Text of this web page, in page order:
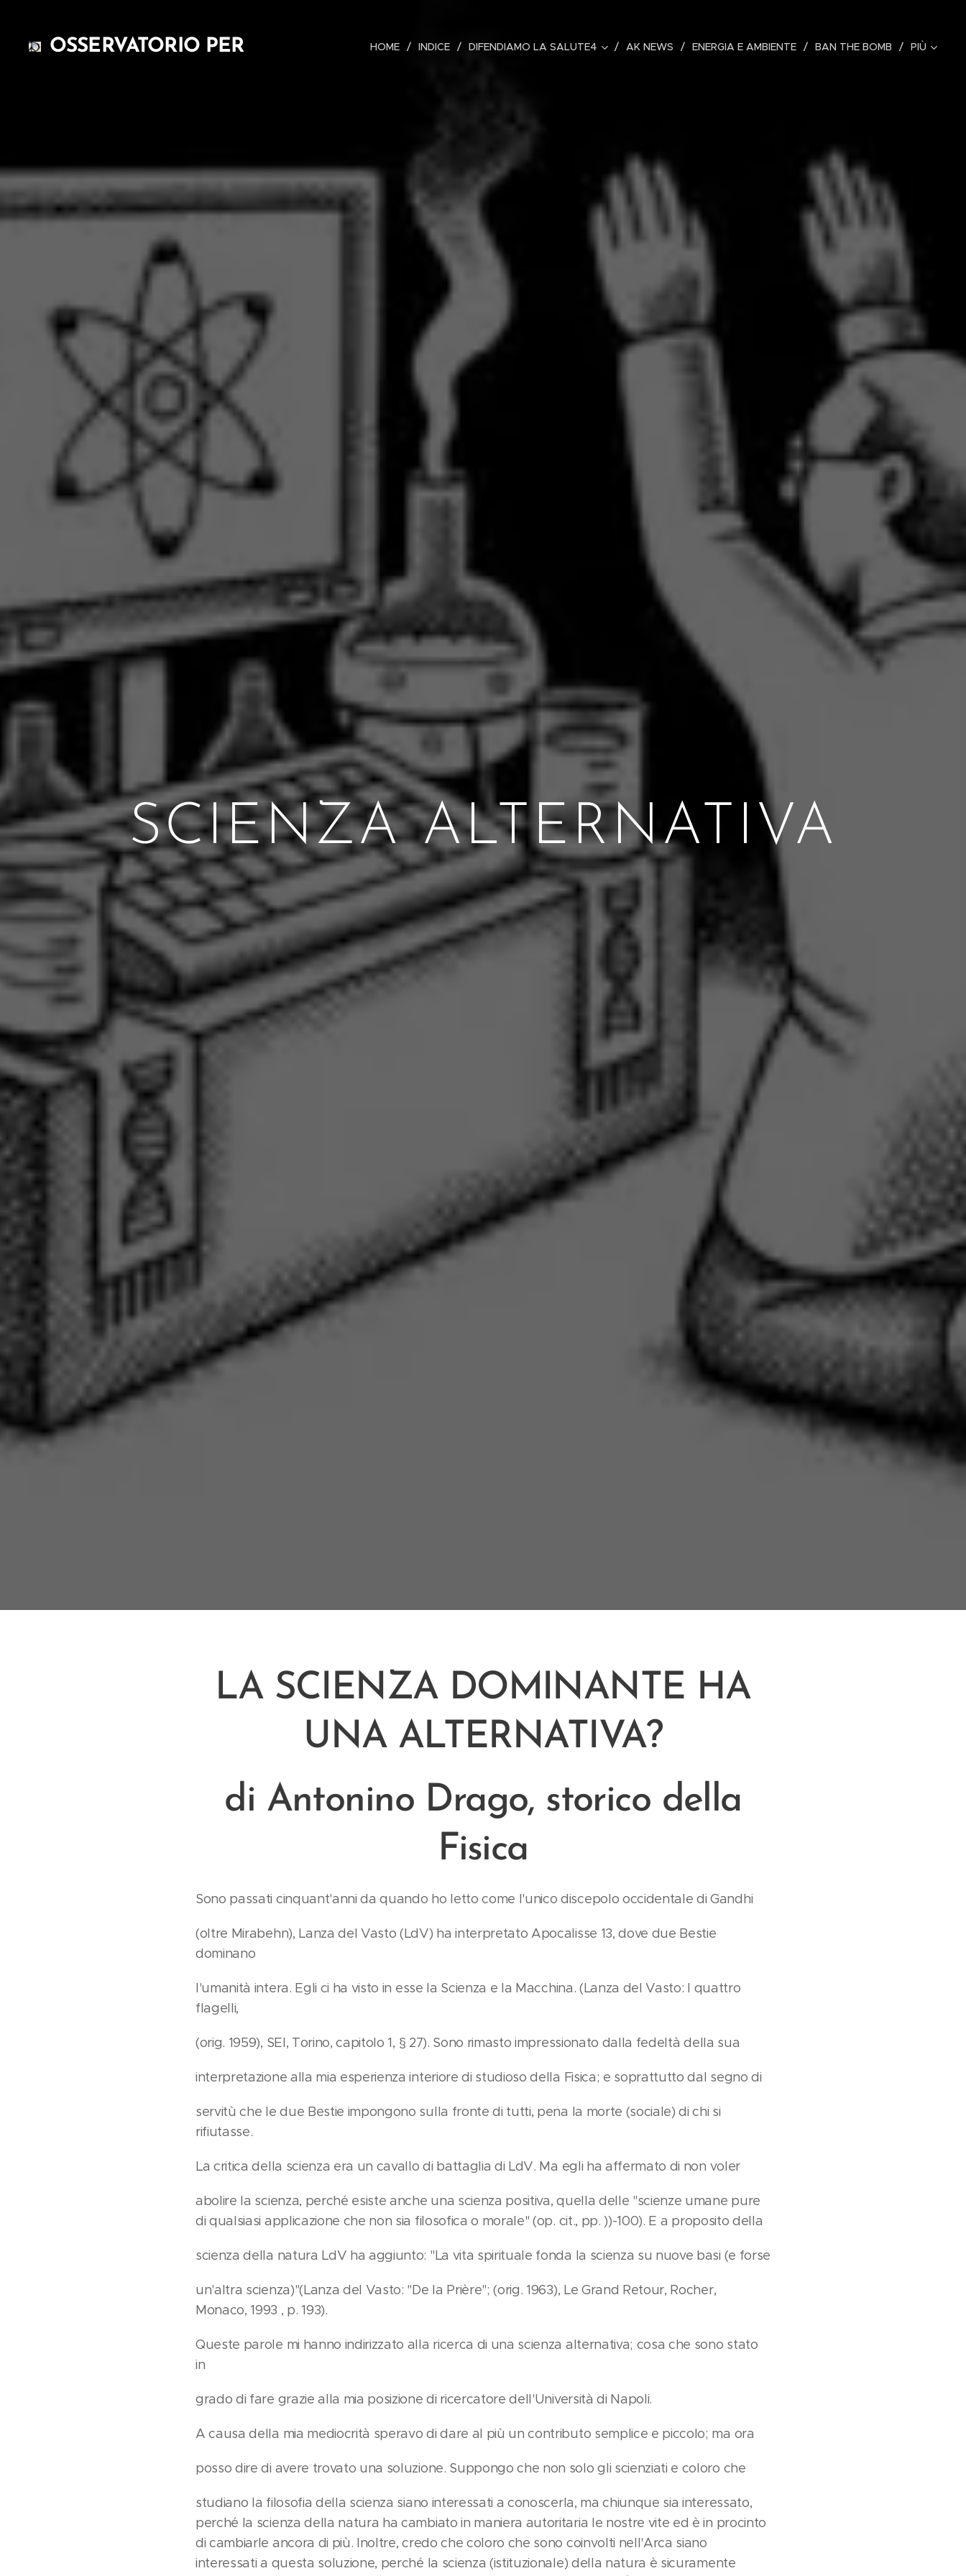
OSSERVATORIO PER
HOME INDICE DIFENDIAMO LA SALUTE4 AK NEWS ENERGIA E AMBIENTE BAN THE BOMB PIÙ
SCIENZA ALTERNATIVA
LA SCIENZA DOMINANTE HA
UNA ALTERNATIVA?
di Antonino Drago, storico della
Fisica
Sono passati cinquant'anni da quando ho letto come l'unico discepolo occidentale di Gandhi
(oltre Mirabehn), Lanza del Vasto (LdV) ha interpretato Apocalisse 13, dove due Bestie
dominano
l'umanità intera. Egli ci ha visto in esse la Scienza e la Macchina. (Lanza del Vasto: I quattro
flagelli,
(orig. 1959), SEI, Torino, capitolo 1, § 27). Sono rimasto impressionato dalla fedeltà della sua
interpretazione alla mia esperienza interiore di studioso della Fisica; e soprattutto dal segno di
servitù che le due Bestie impongono sulla fronte di tutti, pena la morte (sociale) di chi si
rifiutasse.
La critica della scienza era un cavallo di battaglia di LdV. Ma egli ha affermato di non voler
abolire la scienza, perché esiste anche una scienza positiva, quella delle "scienze umane pure
di qualsiasi applicazione che non sia filosofica o morale" (op. cit., pp. ))-100). E a proposito della
scienza della natura LdV ha aggiunto: "La vita spirituale fonda la scienza su nuove basi (e forse
un'altra scienza)"(Lanza del Vasto: "De la Prière"; (orig. 1963), Le Grand Retour, Rocher,
Monaco, 1993 , p. 193).
Queste parole mi hanno indirizzato alla ricerca di una scienza alternativa; cosa che sono stato
in
grado di fare grazie alla mia posizione di ricercatore dell'Università di Napoli.
A causa della mia mediocrità speravo di dare al più un contributo semplice e piccolo; ma ora
posso dire di avere trovato una soluzione. Suppongo che non solo gli scienziati e coloro che
studiano la filosofia della scienza siano interessati a conoscerla, ma chiunque sia interessato,
perché la scienza della natura ha cambiato in maniera autoritaria le nostre vite ed è in procinto
di cambiarle ancora di più. Inoltre, credo che coloro che sono coinvolti nell'Arca siano
interessati a questa soluzione, perché la scienza (istituzionale) della natura è sicuramente